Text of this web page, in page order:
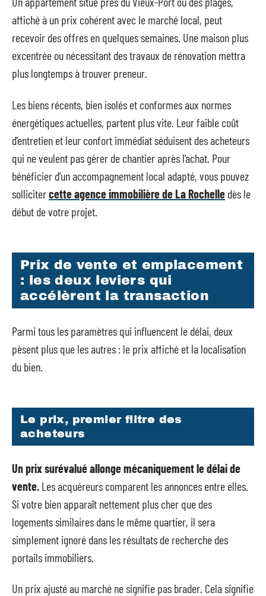
affiché à un prix cohérent avec le marché local, peut
recevoir des offres en quelques semaines. Une maison plus
excentrée ou nécessitant des travaux de rénovation mettra
plus longtemps à trouver preneur.
Les biens récents, bien isolés et conformes aux normes
énergétiques actuelles, partent plus vite. Leur faible coût
d’entretien et leur confort immédiat séduisent des acheteurs
qui ne veulent pas gérer de chantier après l’achat. Pour
bénéficier d’un accompagnement local adapté, vous pouvez
sollicitercette agence immobilière de La Rochelle dès le
début de votre projet.
Prix de vente et emplacement
: les deux leviers qui
accélèrent la transaction
Parmi tous les paramètres qui influencent le délai, deux
pèsent plus que les autres : le prix affiché et la localisation
du bien.
Le prix, premier filtre des
acheteurs
Un prix surévalué allonge mécaniquement le délai de
vente. Les acquéreurs comparent les annonces entre elles.
Si votre bien apparaît nettement plus cher que des
logements similaires dans le même quartier, il sera
simplement ignoré dans les résultats de recherche des
portails immobiliers.
Un prix ajusté au marché ne signifie pas brader. Cela signifie